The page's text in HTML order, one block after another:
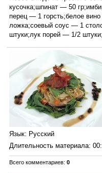
кусочка;шпинат — 50
перец — 1 горсть;белое
ложка;соевый соус — 1
штуки;лук порей — 1/2
Язык: Русский
Длительность материала:
Всего комментариев: 0